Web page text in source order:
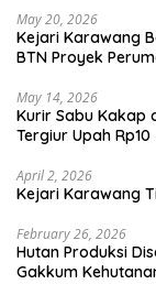
May 20, 2026
Kejari Karawang
BTN Proyek
May 14, 2026
Kurir Sabu Kakap
Tergiur Upah
April 2, 2026
Kejari Karawang
February 26, 2026
Hutan Produksi
Gakkum